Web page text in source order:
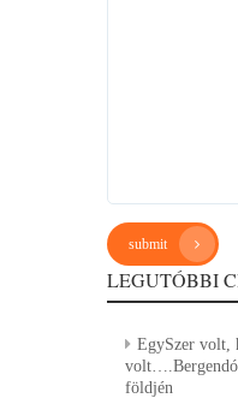
submit
LEGUTÓBBI
EgySzer volt,
földjén